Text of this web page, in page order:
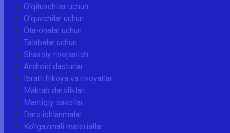
O‘qituvchilar uchun
O‘quvchilar uchun
Ota-onalar uchun
Talabalar uchun
Shaxsiy rivojlanish
Android dasturlar
Ibratli hikoya va rivoyatlar
Maktab darsliklari
Mantiqiy savollar
Dars ishlanmalar
Ko‘rgazmali materiallar